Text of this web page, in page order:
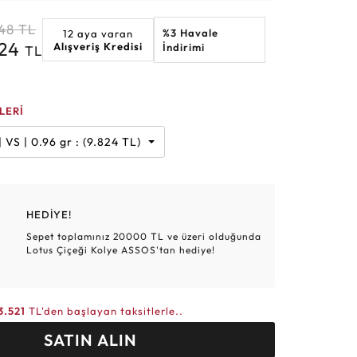
Elmas Bilezikler
Altın Tesbihler
Altın Hasır Setler
Violet Burç
TL
TL
12 aya varan
Alışveriş Kredisi
%3 Havale
İndirimi
| H | VS | 0.96 gr : (9.824 TL)
HEDİYE!
Sepet toplamınız 20000 TL ve üzeri olduğunda
Lotus Çiçeği Kolye ASSOS'tan hediye!
TL'den başlayan taksitlerle..
SATIN ALIN